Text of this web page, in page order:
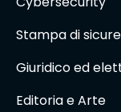
Stampa di
Giuridico ed
Editoria e Arte